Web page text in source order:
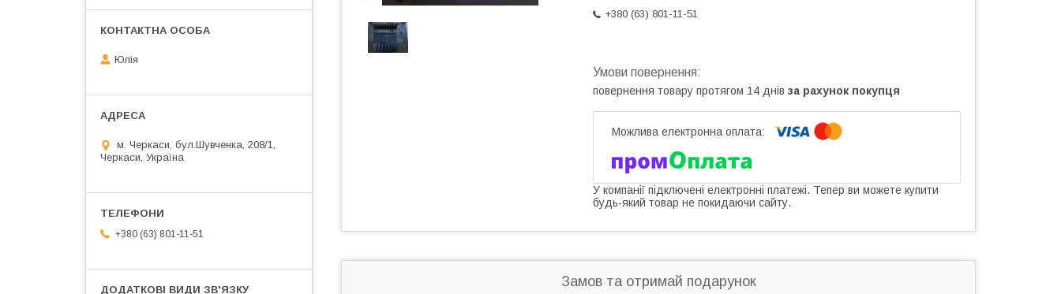
+380 (63) 801-11-51
повернення товару протягом 14 днів за рахунок покупця
У компанії підключені електронні платежі. Тепер ви можете купити
будь-який товар не покидаючи сайту.
Замов та отримай подарунок
Юлія
м. Черкаси, бул.Шувченка, 208/1,
Черкаси, Україна
+380 (63) 801-11-51